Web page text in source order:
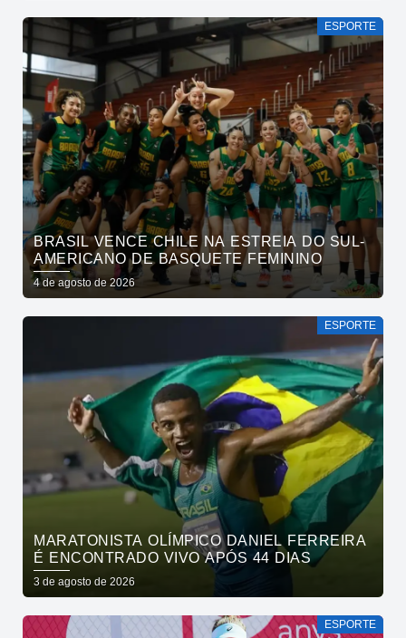
ESPORTE
BRASIL VENCE CHILE NA ESTREIA DO SUL-
AMERICANO DE BASQUETE FEMININO
4 de agosto de 2026
ESPORTE
MARATONISTA OLÍMPICO DANIEL FERREIRA
É ENCONTRADO VIVO APÓS 44 DIAS
3 de agosto de 2026
ESPORTE